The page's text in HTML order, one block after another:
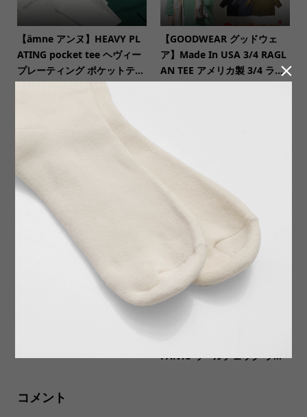
【ämne アンヌ】HEAVY PL
ATING pocket tee ヘヴィー
プレーティング ポケットテ...
【GOODWEAR グッドウェ
ア】Made In USA 3/4 RAGL
AN TEE アメリカ製 3/4 ラ...
【coochucamP】CORDURA
®fabricに変わりさらに快適
【GOODWEAR グッドウェ
ア】Made In USA S/S RING
ER TEE アメリカ製 半袖リ...
【yuers ユアーズ】YU26A00
PANTS ウールチェック ラ...
コメント
